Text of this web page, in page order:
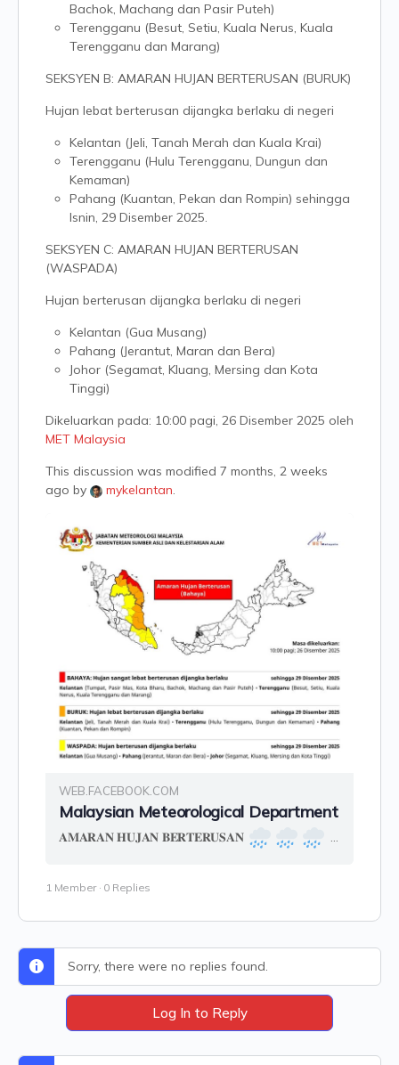
Bachok, Machang dan Pasir Puteh)
Terengganu (Besut, Setiu, Kuala Nerus, Kuala
Terengganu dan Marang)
SEKSYEN B: AMARAN HUJAN BERTERUSAN (BURUK)
Hujan lebat berterusan dijangka berlaku di negeri
Kelantan (Jeli, Tanah Merah dan Kuala Krai)
Terengganu (Hulu Terengganu, Dungun dan
Kemaman)
Pahang (Kuantan, Pekan dan Rompin) sehingga
Isnin, 29 Disember 2025.
SEKSYEN C: AMARAN HUJAN BERTERUSAN
(WASPADA)
Hujan berterusan dijangka berlaku di negeri
Kelantan (Gua Musang)
Pahang (Jerantut, Maran dan Bera)
Johor (Segamat, Kluang, Mersing dan Kota
Tinggi)
Dikeluarkan pada: 10:00 pagi, 26 Disember 2025 oleh
MET Malaysia
This discussion was modified 7 months, 2 weeks
ago by
mykelantan.
WEB.FACEBOOK.COM
Malaysian Meteorological Department
𝐀𝐌𝐀𝐑𝐀𝐍 𝐇𝐔𝐉𝐀𝐍 𝐁𝐄𝐑𝐓𝐄𝐑𝐔𝐒𝐀𝐍
1 Member · 0 Replies
Sorry, there were no replies found.
Log In to Reply